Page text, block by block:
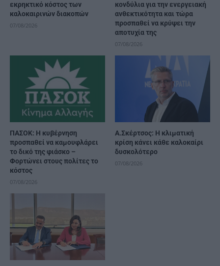
εκρηκτικό κόστος των
καλοκαιρινών διακοπών
07/08/2026
κονδύλια για την ενεργειακή
ανθεκτικότητα και τώρα
προσπαθεί να κρύψει την
αποτυχία της
07/08/2026
ΠΑΣΟΚ: Η κυβέρνηση
προσπαθεί να καμουφλάρει
το δικό της φιάσκο –
Φορτώνει στους πολίτες το
κόστος
07/08/2026
A.Σκέρτσος: Η κλιματική
κρίση κάνει κάθε καλοκαίρι
δυσκολότερο
07/08/2026